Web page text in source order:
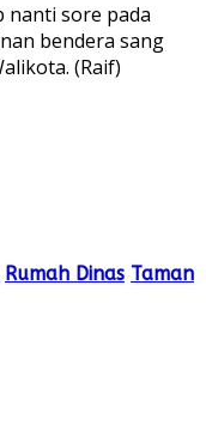
nanti sore pada
bendera sang
(Raif)
Rumah Dinas Taman